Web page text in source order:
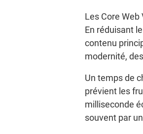
Les Core
En réduisant
contenu
modernité,
Un temps de
prévient les
milliseconde
souvent par